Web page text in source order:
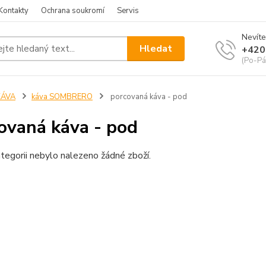
Ochrana soukromí Servis
Hledat
(Po-
káva SOMBRERO porcovaná káva - pod
káva - pod
nebylo nalezeno žádné zboží.